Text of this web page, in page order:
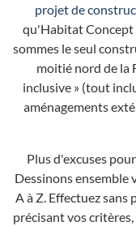
projet de
qu'Habitat Concept
sommes le seul
moitié nord de la
inclusive » (tout
aménagements
Plus d'excuses
Dessinons ensemble
A à Z. Effectuez sans
précisant vos